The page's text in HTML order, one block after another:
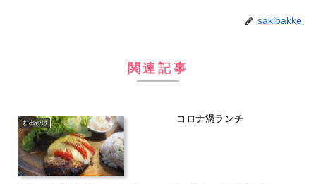
sakibakke
関連記事
お出かけ コロナ渦ランチ